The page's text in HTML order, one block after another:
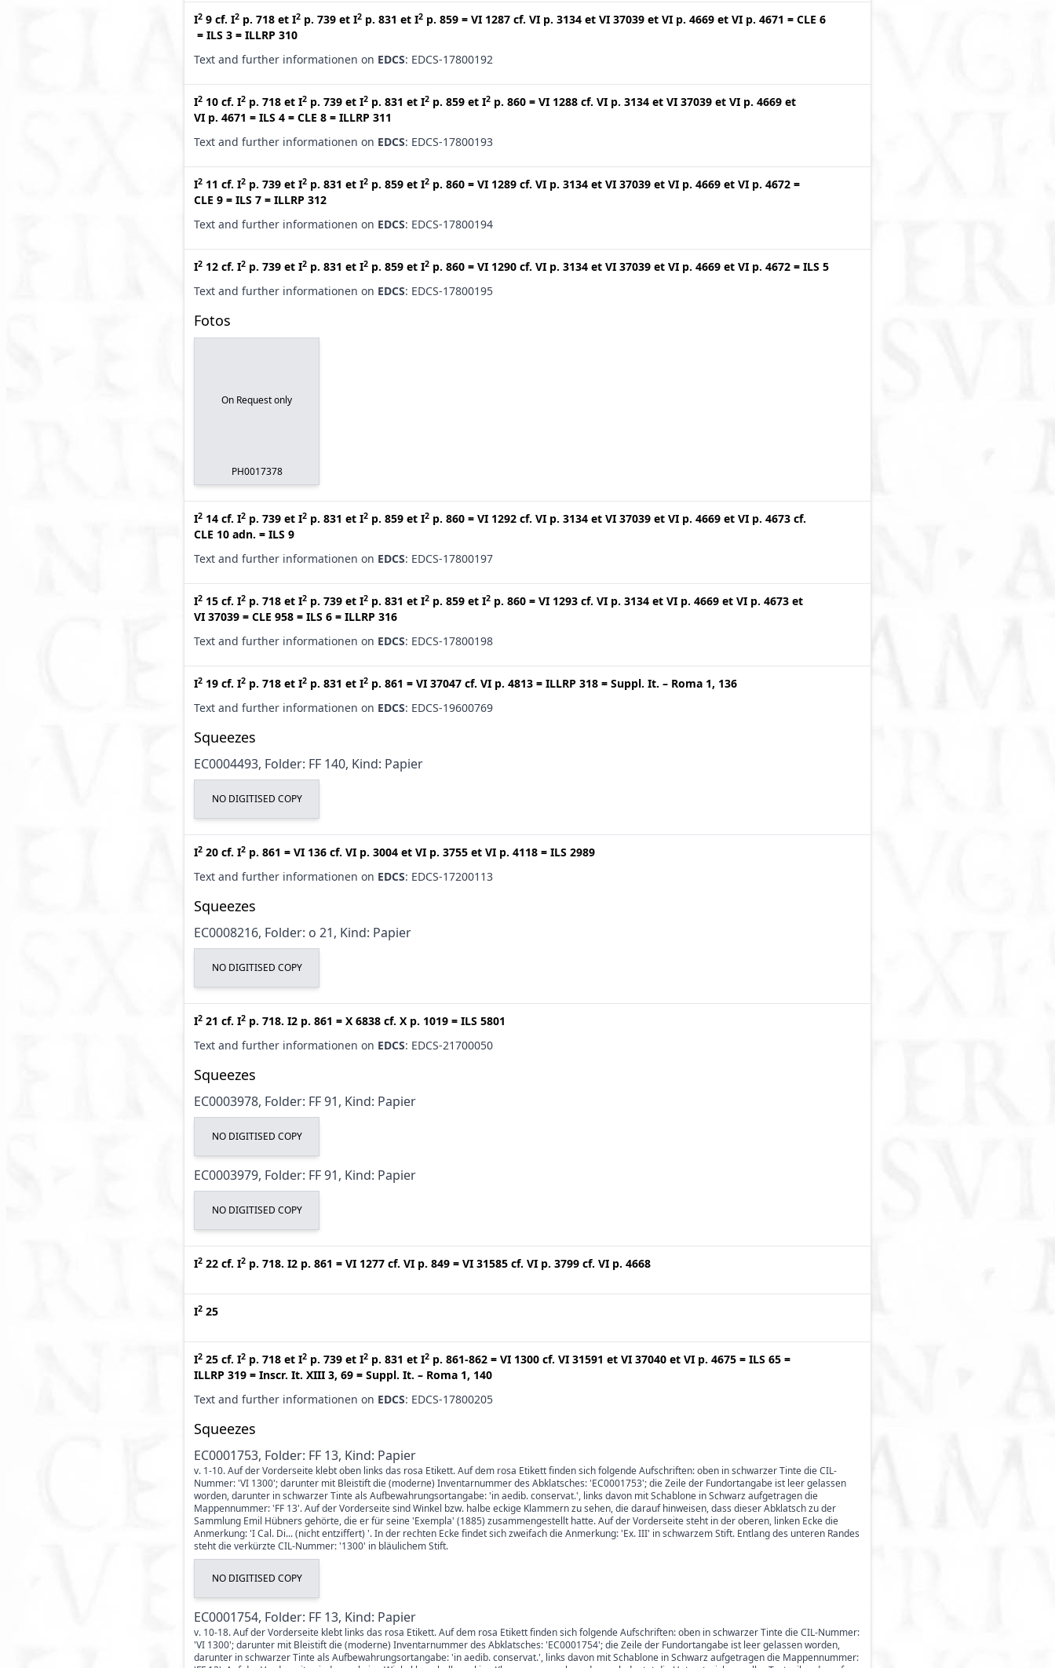
I2 9 cf. I2 p. 718 et I2 p. 739 et I2 p. 831 et I2 p. 859 = VI 1287 cf. VI p. 3134 et VI 37039 et VI p. 4669 et VI p. 4671 = CLE 6
= ILS 3 = ILLRP 310
Text and further informationen on EDCS: EDCS-17800192
I2 10 cf. I2 p. 718 et I2 p. 739 et I2 p. 831 et I2 p. 859 et I2 p. 860 = VI 1288 cf. VI p. 3134 et VI 37039 et VI p. 4669 et
VI p. 4671 = ILS 4 = CLE 8 = ILLRP 311
Text and further informationen on EDCS: EDCS-17800193
I2 11 cf. I2 p. 739 et I2 p. 831 et I2 p. 859 et I2 p. 860 = VI 1289 cf. VI p. 3134 et VI 37039 et VI p. 4669 et VI p. 4672 =
CLE 9 = ILS 7 = ILLRP 312
Text and further informationen on EDCS: EDCS-17800194
I2 12 cf. I2 p. 739 et I2 p. 831 et I2 p. 859 et I2 p. 860 = VI 1290 cf. VI p. 3134 et VI 37039 et VI p. 4669 et VI p. 4672 = ILS 5
Text and further informationen on EDCS: EDCS-17800195
Fotos
On Request only
PH0017378
I2 14 cf. I2 p. 739 et I2 p. 831 et I2 p. 859 et I2 p. 860 = VI 1292 cf. VI p. 3134 et VI 37039 et VI p. 4669 et VI p. 4673 cf.
CLE 10 adn. = ILS 9
Text and further informationen on EDCS: EDCS-17800197
I2 15 cf. I2 p. 718 et I2 p. 739 et I2 p. 831 et I2 p. 859 et I2 p. 860 = VI 1293 cf. VI p. 3134 et VI p. 4669 et VI p. 4673 et
VI 37039 = CLE 958 = ILS 6 = ILLRP 316
Text and further informationen on EDCS: EDCS-17800198
I2 19 cf. I2 p. 718 et I2 p. 831 et I2 p. 861 = VI 37047 cf. VI p. 4813 = ILLRP 318 = Suppl. It. – Roma 1, 136
Text and further informationen on EDCS: EDCS-19600769
Squeezes
EC0004493, Folder: FF 140, Kind: Papier
NO DIGITISED COPY
I2 20 cf. I2 p. 861 = VI 136 cf. VI p. 3004 et VI p. 3755 et VI p. 4118 = ILS 2989
Text and further informationen on EDCS: EDCS-17200113
Squeezes
EC0008216, Folder: o 21, Kind: Papier
NO DIGITISED COPY
I2 21 cf. I2 p. 718. I2 p. 861 = X 6838 cf. X p. 1019 = ILS 5801
Text and further informationen on EDCS: EDCS-21700050
Squeezes
EC0003978, Folder: FF 91, Kind: Papier
NO DIGITISED COPY
EC0003979, Folder: FF 91, Kind: Papier
NO DIGITISED COPY
I2 22 cf. I2 p. 718. I2 p. 861 = VI 1277 cf. VI p. 849 = VI 31585 cf. VI p. 3799 cf. VI p. 4668
I2 25
I2 25 cf. I2 p. 718 et I2 p. 739 et I2 p. 831 et I2 p. 861-862 = VI 1300 cf. VI 31591 et VI 37040 et VI p. 4675 = ILS 65 =
ILLRP 319 = Inscr. It. XIII 3, 69 = Suppl. It. – Roma 1, 140
Text and further informationen on EDCS: EDCS-17800205
Squeezes
EC0001753, Folder: FF 13, Kind: Papier
v. 1-10. Auf der Vorderseite klebt oben links das rosa Etikett. Auf dem rosa Etikett finden sich folgende Aufschriften: oben in schwarzer Tinte die CIL-
Nummer: 'VI 1300'; darunter mit Bleistift die (moderne) Inventarnummer des Abklatsches: 'EC0001753'; die Zeile der Fundortangabe ist leer gelassen
worden, darunter in schwarzer Tinte als Aufbewahrungsortangabe: 'in aedib. conservat.', links davon mit Schablone in Schwarz aufgetragen die
Mappennummer: 'FF 13'. Auf der Vorderseite sind Winkel bzw. halbe eckige Klammern zu sehen, die darauf hinweisen, dass dieser Abklatsch zu der
Sammlung Emil Hübners gehörte, die er für seine 'Exempla' (1885) zusammengestellt hatte. Auf der Vorderseite steht in der oberen, linken Ecke die
Anmerkung: 'I Cal. Di... (nicht entziffert) '. In der rechten Ecke findet sich zweifach die Anmerkung: 'Ex. III' in schwarzem Stift. Entlang des unteren Randes
steht die verkürzte CIL-Nummer: '1300' in bläulichem Stift.
NO DIGITISED COPY
EC0001754, Folder: FF 13, Kind: Papier
v. 10-18. Auf der Vorderseite klebt links das rosa Etikett. Auf dem rosa Etikett finden sich folgende Aufschriften: oben in schwarzer Tinte die CIL-Nummer:
'VI 1300'; darunter mit Bleistift die (moderne) Inventarnummer des Abklatsches: 'EC0001754'; die Zeile der Fundortangabe ist leer gelassen worden,
darunter in schwarzer Tinte als Aufbewahrungsortangabe: 'in aedib. conservat.', links davon mit Schablone in Schwarz aufgetragen die Mappennummer: